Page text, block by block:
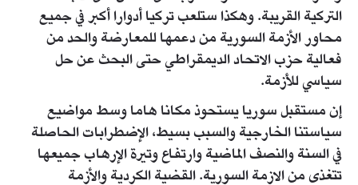
التركية القريبة. وهكذا ستلعب تركيا أدوارا أكبر في جميع
محاور الأزمة السورية من دعمها للمعارضة والحد من
فعالية حزب الاتحاد الديمقراطي حتى البحث عن حل
سياسي للأزمة.
إن مستقبل سوريا يستحوذ مكانا هاما وسط مواضيع
سياستنا الخارجية والسبب بسيط، الإضطرابات الحاصلة
في السنة والنصف الماضية وارتفاع وتيرة الإرهاب جميعها
تتغذى من الازمة السورية. القضية الكردية والأزمة